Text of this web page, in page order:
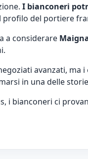
I bianconeri
del portiere
a considerare
avanzati,
in una delle
i bianconeri ci